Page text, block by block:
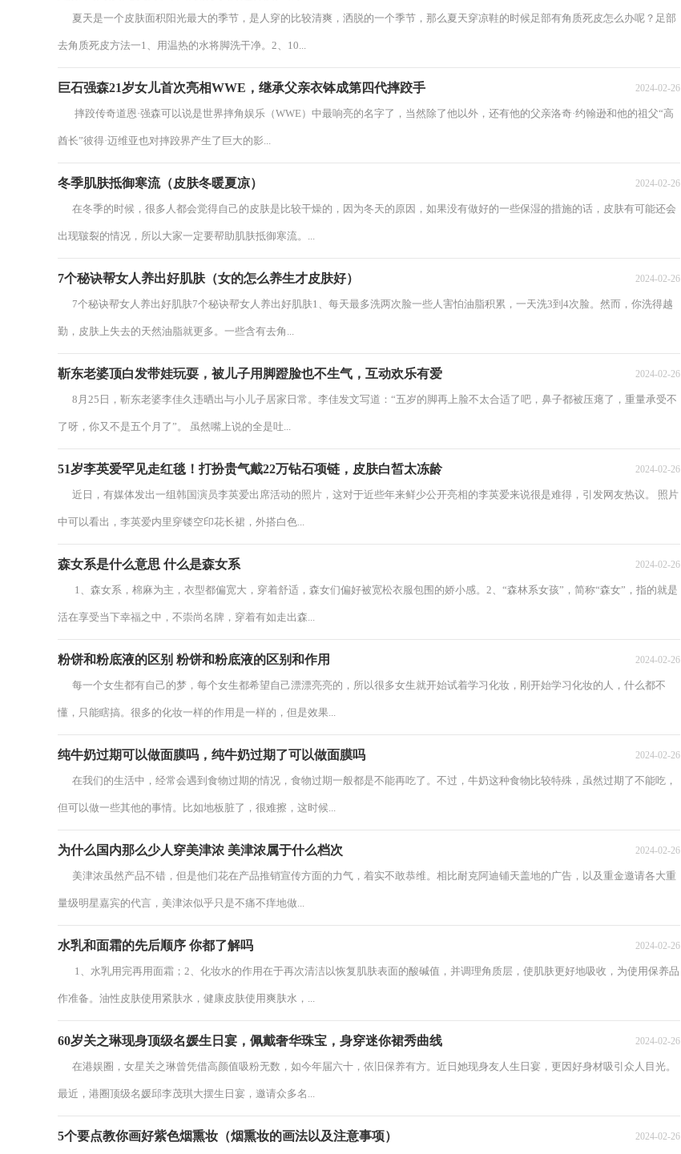
夏天是一个皮肤面积阳光最大的季节，是人穿的比较清爽，洒脱的一个季节，那么夏天穿凉鞋的时候足部有角质死皮怎么办呢？足部
去角质死皮方法一1、用温热的水将脚洗干净。2、10...
巨石强森21岁女儿首次亮相WWE，继承父亲衣钵成第四代摔跤手 2024-02-26
摔跤传奇道恩·强森可以说是世界摔角娱乐（WWE）中最响亮的名字了，当然除了他以外，还有他的父亲洛奇·约翰逊和他的祖父“高
酋长”彼得·迈维亚也对摔跤界产生了巨大的影...
冬季肌肤抵御寒流（皮肤冬暖夏凉） 2024-02-26
在冬季的时候，很多人都会觉得自己的皮肤是比较干燥的，因为冬天的原因，如果没有做好的一些保湿的措施的话，皮肤有可能还会
出现皲裂的情况，所以大家一定要帮助肌肤抵御寒流。...
7个秘诀帮女人养出好肌肤（女的怎么养生才皮肤好） 2024-02-26
7个秘诀帮女人养出好肌肤7个秘诀帮女人养出好肌肤1、每天最多洗两次脸一些人害怕油脂积累，一天洗3到4次脸。然而，你洗得越
勤，皮肤上失去的天然油脂就更多。一些含有去角...
靳东老婆顶白发带娃玩耍，被儿子用脚蹬脸也不生气，互动欢乐有爱 2024-02-26
8月25日，靳东老婆李佳久违晒出与小儿子居家日常。李佳发文写道：“五岁的脚再上脸不太合适了吧，鼻子都被压瘪了，重量承受不
了呀，你又不是五个月了”。 虽然嘴上说的全是吐...
51岁李英爱罕见走红毯！打扮贵气戴22万钻石项链，皮肤白皙太冻龄 2024-02-26
近日，有媒体发出一组韩国演员李英爱出席活动的照片，这对于近些年来鲜少公开亮相的李英爱来说很是难得，引发网友热议。 照片
中可以看出，李英爱内里穿镂空印花长裙，外搭白色...
森女系是什么意思 什么是森女系 2024-02-26
1、森女系，棉麻为主，衣型都偏宽大，穿着舒适，森女们偏好被宽松衣服包围的娇小感。2、“森林系女孩”，简称“森女”，指的就是
活在享受当下幸福之中，不崇尚名牌，穿着有如走出森...
粉饼和粉底液的区别 粉饼和粉底液的区别和作用 2024-02-26
每一个女生都有自己的梦，每个女生都希望自己漂漂亮亮的，所以很多女生就开始试着学习化妆，刚开始学习化妆的人，什么都不
懂，只能瞎搞。很多的化妆一样的作用是一样的，但是效果...
纯牛奶过期可以做面膜吗，纯牛奶过期了可以做面膜吗 2024-02-26
在我们的生活中，经常会遇到食物过期的情况，食物过期一般都是不能再吃了。不过，牛奶这种食物比较特殊，虽然过期了不能吃，
但可以做一些其他的事情。比如地板脏了，很难擦，这时候...
为什么国内那么少人穿美津浓 美津浓属于什么档次 2024-02-26
美津浓虽然产品不错，但是他们花在产品推销宣传方面的力气，着实不敢恭维。相比耐克阿迪铺天盖地的广告，以及重金邀请各大重
量级明星嘉宾的代言，美津浓似乎只是不痛不痒地做...
水乳和面霜的先后顺序 你都了解吗 2024-02-26
1、水乳用完再用面霜；2、化妆水的作用在于再次清洁以恢复肌肤表面的酸碱值，并调理角质层，使肌肤更好地吸收，为使用保养品
作准备。油性皮肤使用紧肤水，健康皮肤使用爽肤水，...
60岁关之琳现身顶级名媛生日宴，佩戴奢华珠宝，身穿迷你裙秀曲线 2024-02-26
在港娱圈，女星关之琳曾凭借高颜值吸粉无数，如今年届六十，依旧保养有方。近日她现身友人生日宴，更因好身材吸引众人目光。
最近，港圈顶级名媛邱李茂琪大摆生日宴，邀请众多名...
5个要点教你画好紫色烟熏妆（烟熏妆的画法以及注意事项） 2024-02-26